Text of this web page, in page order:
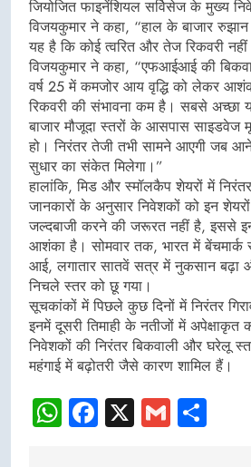
जियोजित फाइनेंशियल सर्विसेज के मुख्य
विजयकुमार ने कहा, “हाल के बाजार रुझान
यह है कि कोई त्वरित और तेज रिकवरी
विजयकुमार ने कहा, “एफआईआई की
वर्ष 25 में कमजोर आय वृद्धि को लेकर
रिकवरी की संभावना कम है। सबसे अच्छा
बाजार मौजूदा स्तरों के आसपास
हो। निरंतर तेजी तभी सामने आएगी जब
सुधार का संकेत मिलेगा।”
हालांकि, मिड और स्मॉलकैप शेयरों में
जानकारों के अनुसार निवेशकों को इन
जल्दबाजी करने की जरूरत नहीं है, इससे
आशंका है। सोमवार तक, भारत में बेंचमार्क
आई, लगातार सातवें सत्र में नुकसान बढ़ा
निचले स्तर को छू गया।
सूचकांकों में पिछले कुछ दिनों में निरंतर
इनमें दूसरी तिमाही के नतीजों में
निवेशकों की निरंतर बिकवाली और घरेलू
महंगाई में बढ़ोतरी जैसे कारण शामिल हैं।
WhatsApp
Facebook
X Gmail